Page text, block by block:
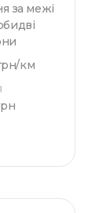
за межі
км